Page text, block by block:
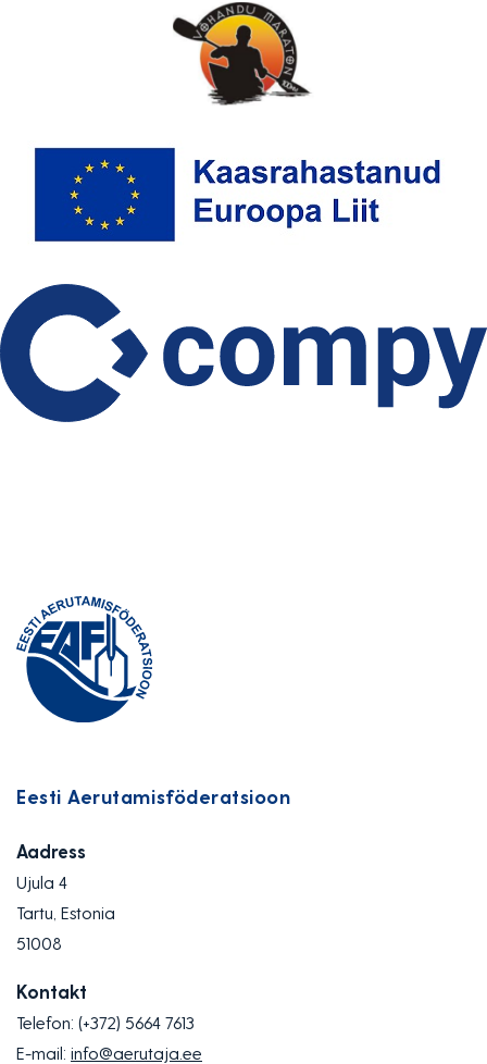
Eesti Aerutamisföderatsioon
Aadress
Ujula 4
Tartu, Estonia
51008
Kontakt
Telefon: (+372) 5664 7613
E-mail: info@aerutaja.ee